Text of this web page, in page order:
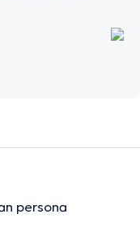
persona